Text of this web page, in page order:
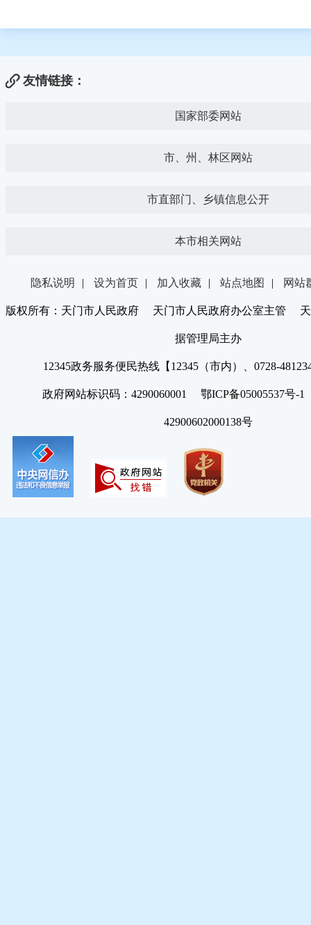
友情链接：
国家部委网站
市、州、林区网站
市直部门、乡镇信息公开
本市相关网站
隐私说明 | 设为首页 | 加入收藏 | 站点地图 | 网站
版权所有：天门市人民政府 天门市人民政府办公室主管 天
据管理局主办
12345政务服务便民热线【12345（市内）、0728-
政府网站标识码：4290060001 鄂ICP备05005537号
42900602000138号